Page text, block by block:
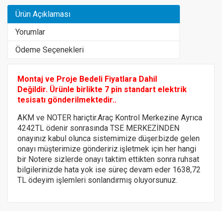
Ürün Açıklaması
Yorumlar
Ödeme Seçenekleri
Montaj ve Proje Bedeli Fiyatlara Dahil
Değildir. Ürünle birlikte 7 pin standart elektrik
tesisatı gönderilmektedir..
AKM ve NOTER hariçtir.Araç Kontrol Merkezine Ayrıca
4242TL ödenir sonrasında TSE MERKEZİNDEN
onayınız kabul olunca sistemimize düşer.bizde gelen
onayı müşterimize göndeririz.işletmek için her hangi
bir Notere sizlerde onayı taktim ettikten sonra ruhsat
bilgilerinizde hata yok ise süreç devam eder 1638,72
TL ödeyim işlemleri sonlandırmış oluyorsunuz.